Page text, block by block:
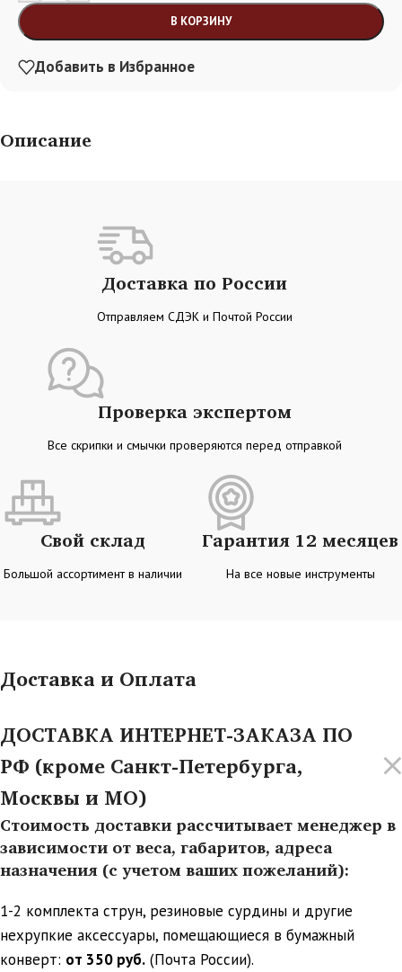
В КОРЗИНУ
Добавить в Избранное
Описание
Доставка по России
Отправляем СДЭК и Почтой России
Проверка экспертом
Все скрипки и смычки проверяются перед отправкой
Свой склад
Большой ассортимент в наличии
Гарантия 12 месяцев
На все новые инструменты
Доставка и Оплата
ДОСТАВКА ИНТЕРНЕТ-ЗАКАЗА ПО
РФ (кроме Санкт-Петербурга,
Москвы и МО)
Стоимость доставки рассчитывает менеджер в
зависимости от веса, габаритов, адреса
назначения (с учетом ваших пожеланий):
1-2 комплекта струн, резиновые сурдины и другие
нехрупкие аксессуары, помещающиеся в бумажный
конверт: от 350 руб. (Почта России).